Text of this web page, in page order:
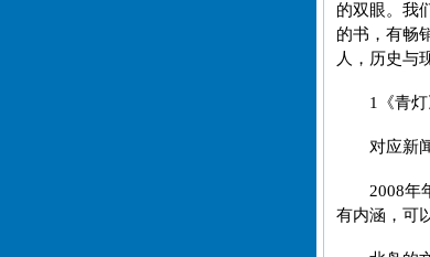
的双眼。我
的书，有畅
人，历史与
1《青
对应新
2008年
有内涵，可